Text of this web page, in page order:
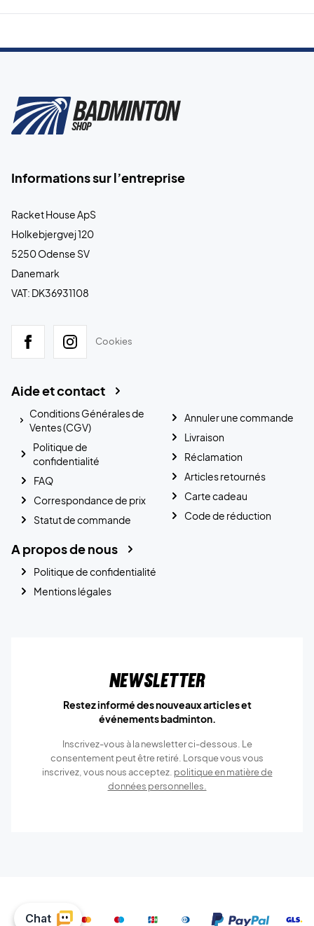
Informations sur l’entreprise
Racket House ApS
Holkebjergvej 120
5250 Odense SV
Danemark
VAT: DK36931108
Cookies
Aide et contact
Conditions Générales de
Ventes (CGV)
Politique de
confidentialité
FAQ
Correspondance de prix
Statut de commande
Annuler une commande
Livraison
Réclamation
Articles retournés
Carte cadeau
Code de réduction
A propos de nous
Politique de confidentialité
Mentions légales
Newsletter
Restez informé des nouveaux articles et
événements badminton.
Inscrivez-vous à la newsletter ci-dessous. Le
consentement peut être retiré. Lorsque vous vous
inscrivez, vous nous acceptez. politique en matière de
données personnelles.